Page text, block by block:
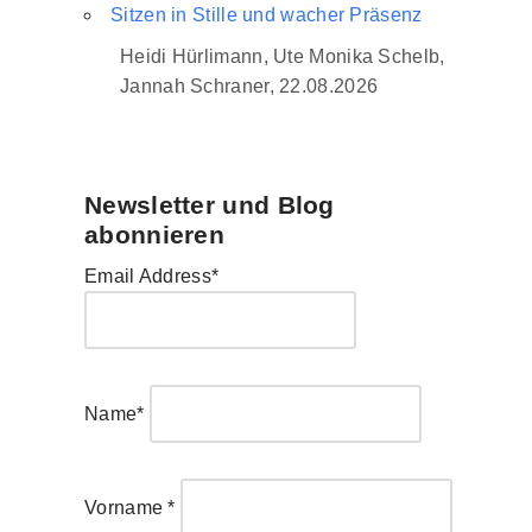
Sitzen in Stille und wacher Präsenz
Heidi Hürlimann, Ute Monika Schelb,
Jannah Schraner, 22.08.2026
Newsletter und Blog
abonnieren
Email Address*
Name*
Vorname *